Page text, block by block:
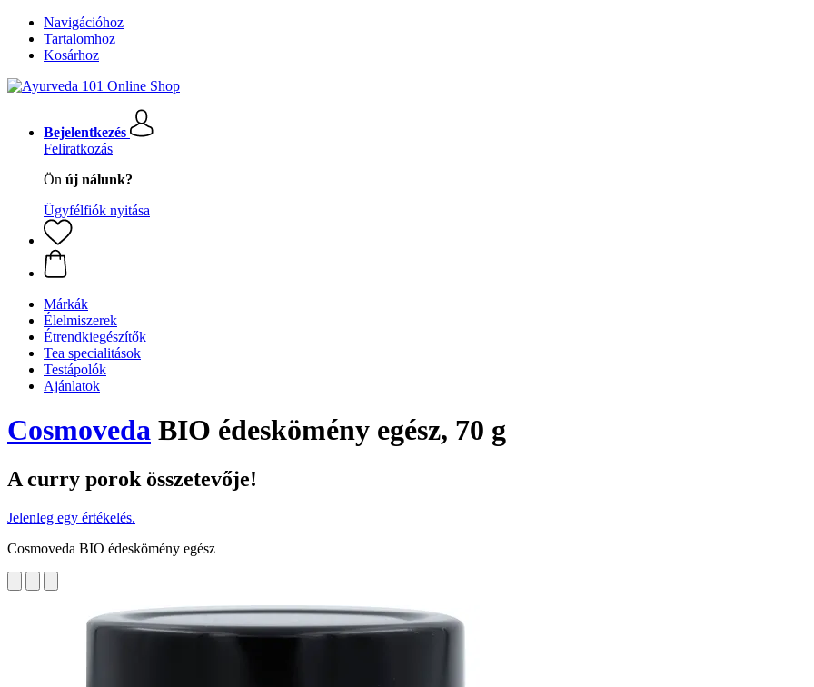
Navigációhoz
Tartalomhoz
Kosárhoz
Bejelentkezés
Feliratkozás
Ön új nálunk?
Ügyfélfiók nyitása
Márkák
Élelmiszerek
Étrendkiegészítők
Tea specialitások
Testápolók
Ajánlatok
Cosmoveda BIO édeskömény egész, 70 g
A curry porok összetevője!
Jelenleg egy értékelés.
Cosmoveda BIO édeskömény egész